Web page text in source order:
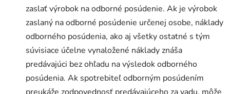
zaslať výrobok na odborné posúdenie. Ak je výrobok
zaslaný na odborné posúdenie určenej osobe, náklady
odborného posúdenia, ako aj všetky ostatné s tým
súvisiace účelne vynaložené náklady znáša
predávajúci bez ohľadu na výsledok odborného
posúdenia. Ak spotrebiteľ odborným posúdením